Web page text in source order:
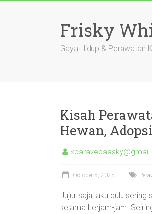
Frisky
Gaya Hidup & Perawatan
Kisah
Hewan,
October 5, 2025
Jujur saja, aku dulu
selama berjam-jam.